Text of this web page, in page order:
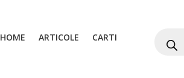
HOME ARTICOLE CARTI